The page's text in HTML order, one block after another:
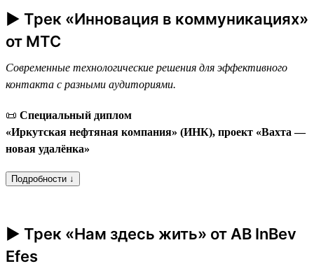
► Трек «Инновация в коммуникациях»
от МТС
Современные технологические решения для эффективного
контакта с разными аудиториями.
📜 Специальный диплом
«Иркутская нефтяная компания» (ИНК), проект «Вахта —
новая удалёнка»
Подробности ↓
► Трек «Нам здесь жить» от AB InBev
Efes